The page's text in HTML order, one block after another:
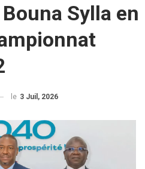
Sylla en
le 3 Juil, 2026